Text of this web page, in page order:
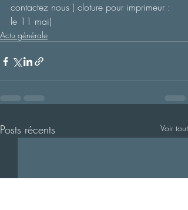
contactez nous ( cloture pour imprimeur :
le 11 mai)
Actu générale
Posts récents Voir tout